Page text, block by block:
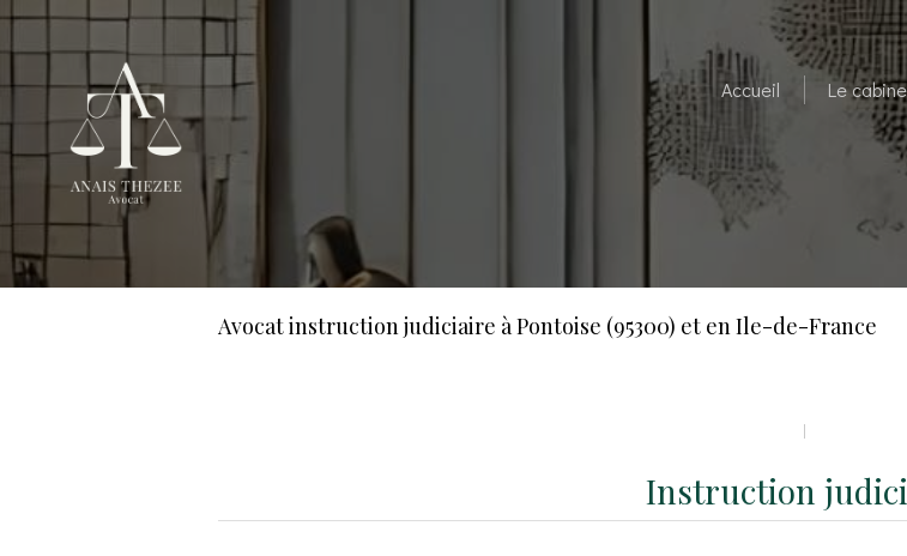
Accueil Le
Avocat instruction judiciaire à Pontoise (95300) et en Ile-de-France
Instruction